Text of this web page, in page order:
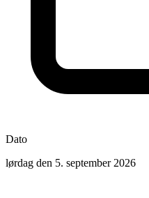
Dato
lørdag den 5. september 2026